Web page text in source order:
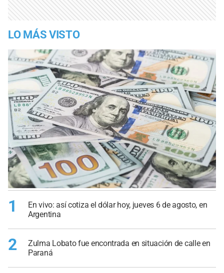
LO MÁS VISTO
1
En vivo: así cotiza el dólar hoy, jueves 6 de agosto, en
Argentina
2
Zulma Lobato fue encontrada en situación de calle en
Paraná